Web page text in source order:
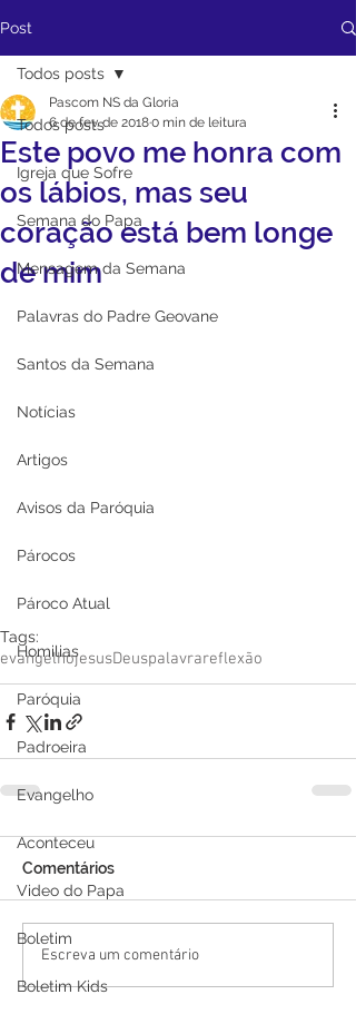
Post
Todos posts
Igreja que Sofre
Semana do Papa
Mensagem da Semana
Palavras do Padre Geovane
Santos da Semana
Notícias
Artigos
Avisos da Paróquia
Párocos
Pároco Atual
Homilias
Paróquia
Padroeira
Evangelho
Aconteceu
Video do Papa
Boletim
Boletim Kids
Todos posts
Este povo me honra com
os lábios, mas seu
coração está bem longe
de mim
Pascom NS da Gloria
6 de fev. de 20180 min de leitura
Tags:
evangelhojesusDeuspalavrareflexão
Comentários
Escreva um comentário